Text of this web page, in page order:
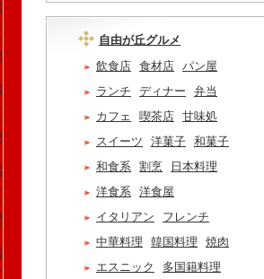
自由が丘グルメ
飲食店 食材店 パン屋
ランチ
ディナー
弁当
カフェ
喫茶店 甘味処
スイーツ
洋菓子 和菓子
和食系 割烹
日本料理
洋食系 洋食屋
イタリアン
フレンチ
中華料理
韓国料理
焼肉
エスニック
多国籍料理